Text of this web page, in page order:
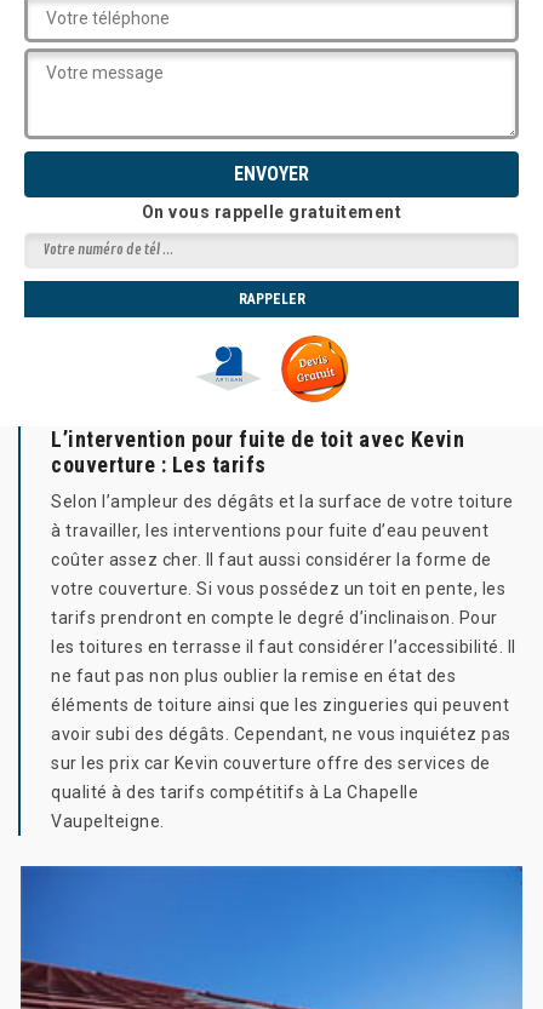
On vous rappelle gratuitement
L’intervention pour fuite de toit avec Kevin
couverture : Les tarifs
Selon l’ampleur des dégâts et la surface de votre toiture
à travailler, les interventions pour fuite d’eau peuvent
coûter assez cher. Il faut aussi considérer la forme de
votre couverture. Si vous possédez un toit en pente, les
tarifs prendront en compte le degré d’inclinaison. Pour
les toitures en terrasse il faut considérer l’accessibilité. Il
ne faut pas non plus oublier la remise en état des
éléments de toiture ainsi que les zingueries qui peuvent
avoir subi des dégâts. Cependant, ne vous inquiétez pas
sur les prix car Kevin couverture offre des services de
qualité à des tarifs compétitifs à La Chapelle
Vaupelteigne.